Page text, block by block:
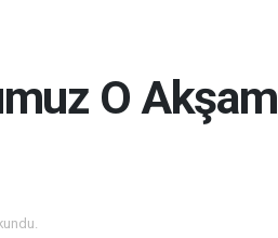
O Akşam